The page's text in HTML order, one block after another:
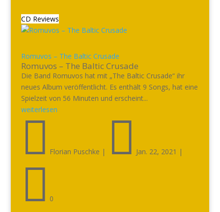
CD Reviews
Romuvos – The Baltic Crusade
Romuvos – The Baltic Crusade
Die Band Romuvos hat mit „The Baltic Crusade“ ihr
neues Album veröffentlicht. Es enthält 9 Songs, hat eine
Spielzeit von 56 Minuten und erscheint...
weiterlesen
 Florian Puschke |  Jan. 22, 2021 |
 0